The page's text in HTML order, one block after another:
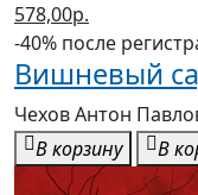
578,00р.
-40% после
Вишневый
Чехов Антон
В корзину
В